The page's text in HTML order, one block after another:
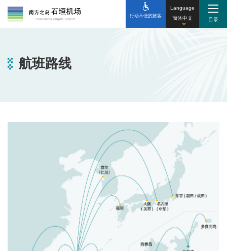
行动不便的旅客
Language
簡体中文
航班路线